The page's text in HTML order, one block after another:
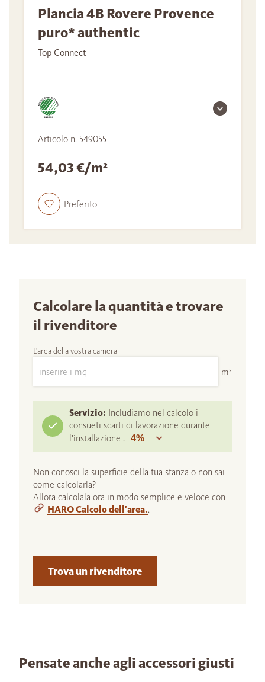
Plancia 4B Rovere Provence
puro* authentic
Top Connect
Articolo n. 549055
54,03 €/m²
Preferito
Calcolare la quantità e trovare
il rivenditore
L'area della vostra camera
m²
Servizio: Includiamo nel calcolo i
consueti scarti di lavorazione durante
l'installazione :
Non conosci la superficie della tua stanza o non sai
come calcolarla?
Allora calcolala ora in modo semplice e veloce con
HARO Calcolo dell'area..
Trova un rivenditore
Pensate anche agli accessori giusti